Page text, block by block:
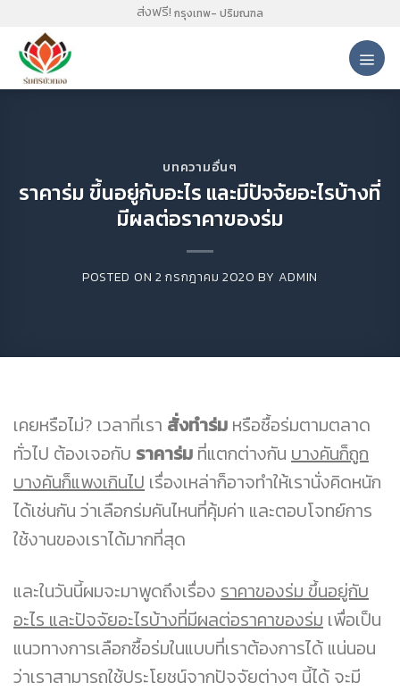
content
ส่งฟรี! กรุงเทพ- ปริมณฑล
บทความอื่นๆ
ราคาร่ม ขึ้นอยู่กับอะไร และมีปัจจัยอะไรบ้างที่
มีผลต่อราคาของร่ม
POSTED ON 2 กรกฎาคม 2020 BY ADMIN
เคยหรือไม่? เวลาที่เรา สั่งทำร่ม หรือซื้อร่มตามตลาด
ทั่วไป ต้องเจอกับ ราคาร่ม ที่แตกต่างกัน บางคันก็ถูก
บางคันก็แพงเกินไป เรื่องเหล่าก็อาจทำให้เรานั่งคิดหนัก
ได้เช่นกัน ว่าเลือกร่มคันไหนที่คุ้มค่า และตอบโจทย์การ
ใช้งานของเราได้มากที่สุด
และในวันนี้ผมจะมาพูดถึงเรื่อง ราคาของร่ม ขึ้นอยู่กับ
อะไร และปัจจัยอะไรบ้างที่มีผลต่อราคาของร่ม เพื่อเป็น
แนวทางการเลือกซื้อร่มในแบบที่เราต้องการได้ แน่นอน
ว่าเราสามารถใช้ประโยชน์จากปัจจัยต่างๆ นี้ได้ จะมี